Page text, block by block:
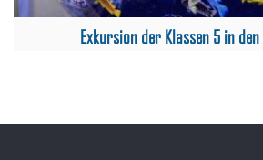
Exkursion der Klassen 5 in den